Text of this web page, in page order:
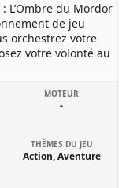
L’Ombre du Mordor
de jeu
orchestrez votre
votre volonté au
MOTEUR
-
THÈMES DU JEU
Action, Aventure